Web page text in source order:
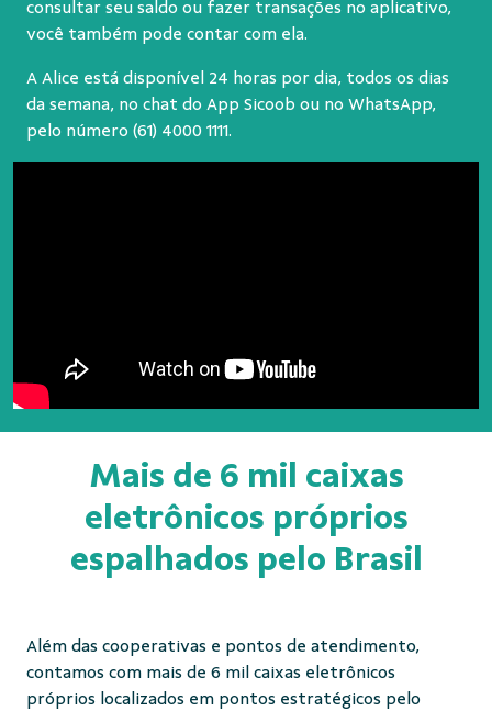
consultar seu saldo ou fazer transações no aplicativo,
você também pode contar com ela.
A Alice está disponível 24 horas por dia, todos os dias
da semana, no chat do App Sicoob ou no WhatsApp,
pelo número (61) 4000 1111.
Mais de 6 mil caixas
eletrônicos próprios
espalhados pelo Brasil
Além das cooperativas e pontos de atendimento,
contamos com mais de 6 mil caixas eletrônicos
próprios localizados em pontos estratégicos pelo